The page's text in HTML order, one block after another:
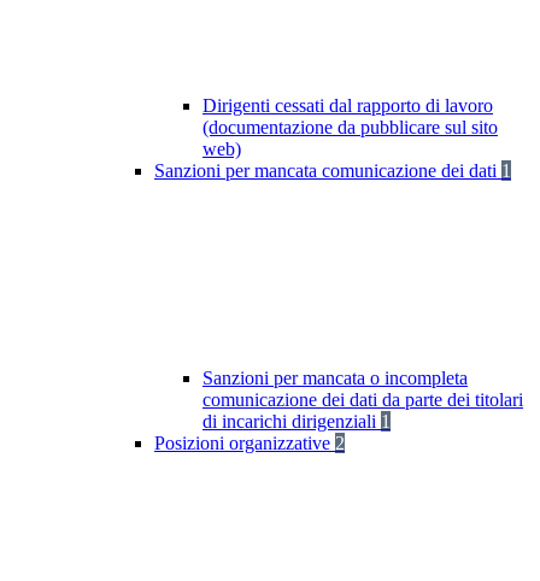
Dirigenti cessati dal rapporto di lavoro
(documentazione da pubblicare sul sito
web)
Sanzioni per mancata comunicazione dei dati 1
Sanzioni per mancata o incompleta
comunicazione dei dati da parte dei titolari
di incarichi dirigenziali 1
Posizioni organizzative 2